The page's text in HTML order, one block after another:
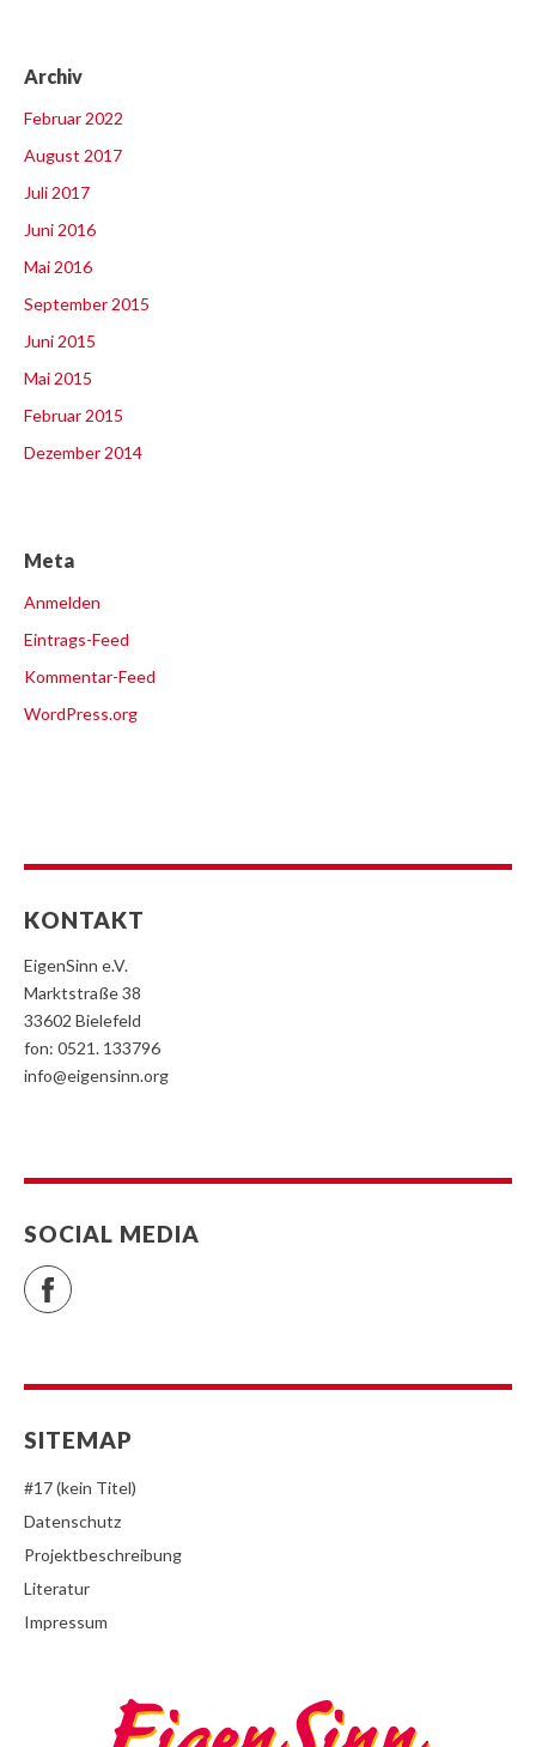
Archiv
Februar 2022
August 2017
Juli 2017
Juni 2016
Mai 2016
September 2015
Juni 2015
Mai 2015
Februar 2015
Dezember 2014
Meta
Anmelden
Eintrags-Feed
Kommentar-Feed
WordPress.org
KONTAKT
EigenSinn e.V.
Marktstraße 38
33602 Bielefeld
fon: 0521. 133796
info@eigensinn.org
SOCIAL MEDIA
Facebook
SITEMAP
#17 (kein Titel)
Datenschutz
Projektbeschreibung
Literatur
Impressum